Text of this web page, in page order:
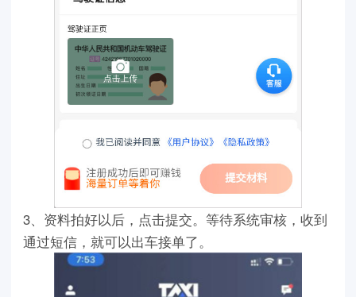
3、资料拍好以后，点击提交。等待系统审核，收到
通过短信，就可以出车接单了。